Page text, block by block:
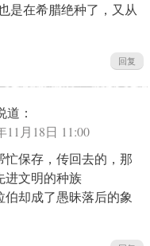
是在希腊绝种了，又从
回复
道：
11月18日 11:00
忙保存，传回去的，那
进文明的种族
伯却成了愚昧落后的象